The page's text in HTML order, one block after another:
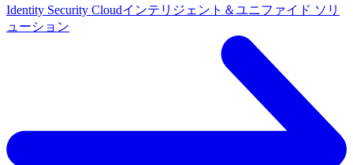
Identity Security Cloudインテリジェント＆ユニファイド ソリ
ューション